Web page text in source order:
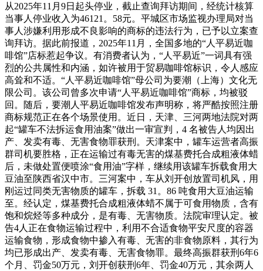
从2025年11月9日起头停业，截止查询拜访期间，经统计核算
当事人停业收入为46121。58元。平城区市场监视办理局对当
事人涉嫌利用形成不良影响的商标的违法行为，已予以立案查
询拜访。据此前报道，2025年11月，全国多地的“人平易近咖
啡馆”店标惹起争议。有消费者认为，“人平易近”一词具有强
烈的公共属性和内涵，如许被用于贸易咖啡馆标识，令人感应
高耸和不适。“人平易近咖啡馆”母公司为要潮（上海）文化无
限公司。该公司曾多次申请“人平易近咖啡馆”商标，均被驳
回。随后，要潮人平易近咖啡馆发布声明称，将严酷按照注册
商标规范正在各个场景使用。近日，天津、三河两地法院对两
起“罐车不法拆运食用油案”做出一审宣判，4 名被告人均因出
产、发卖有毒、无害食物罪获刑。天津案中，罐车运营者高振
群司机要胜格，正在运输过有毒无害的煤基费托合成粗液体蜡
后，未做处置便喷涂“食用油”字样，继续用该罐车拆载食用大
豆油至陕西省汉中市。三河案中，车从刘开创放置司机风，用
刚运过同类无害物质的罐车，拆载 31。86 吨食用大豆油运输
至。经认定，煤基费托合成粗液体蜡不属于可食用物质，含有
饱和烷烃等多种成分，是有毒、无害物质。法院审理认定。被
告4人正在食物运输过程中，利用不合适食物平安尺度的容器
运输食物，形成食物中掺入有毒、无害的非食物原料，其行为
均已形成出产、发卖有毒、无害食物罪。最终高振群获刑6年6
个月、罚金50万元，刘开创获刑6年、罚金40万元，其余两人